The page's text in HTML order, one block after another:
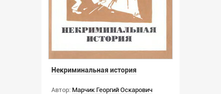
Некриминальная история
Автор: Марчик Георгий Оскарович